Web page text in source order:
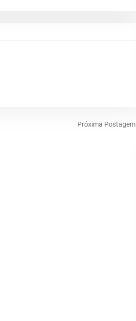
Próxima Postagem